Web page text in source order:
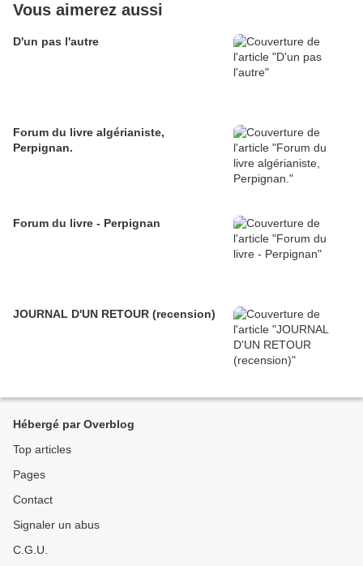
Vous aimerez aussi
D'un pas l'autre
Forum du livre algérianiste,
Perpignan.
Forum du livre - Perpignan
JOURNAL D'UN RETOUR (recension)
Hébergé par Overblog
Top articles
Pages
Contact
Signaler un abus
C.G.U.